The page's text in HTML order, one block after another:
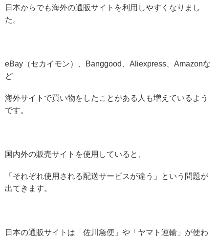
日本からでも海外の通販サイトを利用しやすくなりまし
た。
eBay（セカイモン）、Banggood、Aliexpress、Amazonな
ど
海外サイトで買い物をしたことがある人も増えているよう
です。
国内外の販売サイトを使用していると、
「それぞれ使用される配送サービスが違う」という問題が
出てきます。
日本の通販サイトは「佐川急便」や「ヤマト運輸」が使わ